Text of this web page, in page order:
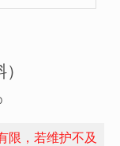
限，若维护不及